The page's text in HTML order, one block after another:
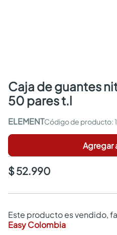
caja de guantes nitrilo industriales
50 pares t.l
ELEMENT :
Agregar
$ 52.990
Este producto es vendido,
Easy Colombia